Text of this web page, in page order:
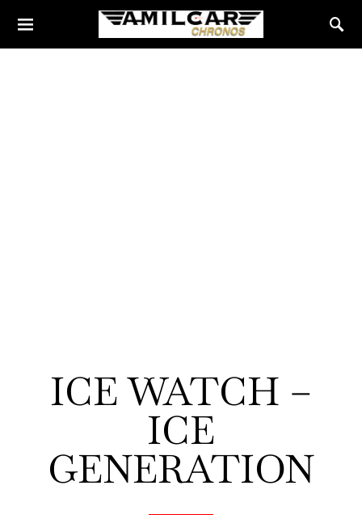
ICE WATCH –
ICE
GENERATION